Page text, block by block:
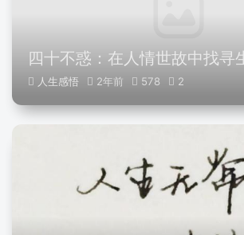
四十不惑：在人情世故中找寻
人生感悟 2年前 578 2